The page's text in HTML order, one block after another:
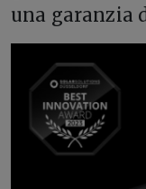
una garanzia